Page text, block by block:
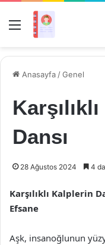
Menü
Anasayfa /Genel
Dansı
28 Ağustos 2024 4
Karşılıklı Kalplerin
Efsane
Aşk, insanoğlunun